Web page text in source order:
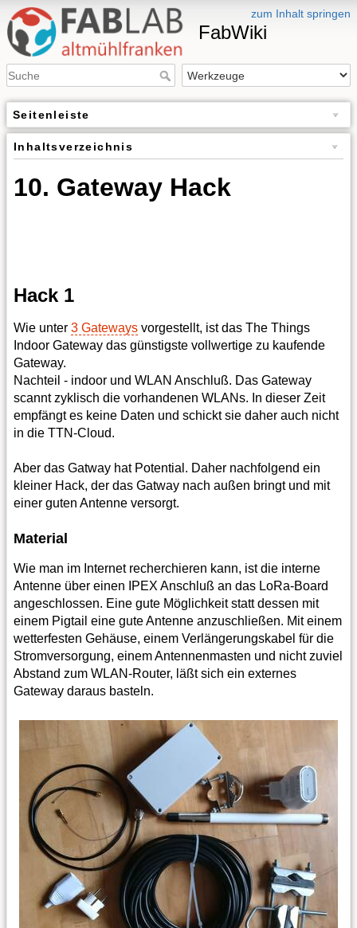
zum Inhalt springen
FabWiki
Seitenleiste
Inhaltsverzeichnis
10. Gateway Hack
Hack 1
Wie unter 3 Gateways vorgestellt, ist das The Things
Indoor Gateway das günstigste vollwertige zu kaufende
Gateway.
Nachteil - indoor und WLAN Anschluß. Das Gateway
scannt zyklisch die vorhandenen WLANs. In dieser Zeit
empfängt es keine Daten und schickt sie daher auch nicht
in die TTN-Cloud.
Aber das Gatway hat Potential. Daher nachfolgend ein
kleiner Hack, der das Gatway nach außen bringt und mit
einer guten Antenne versorgt.
Material
Wie man im Internet recherchieren kann, ist die interne
Antenne über einen IPEX Anschluß an das LoRa-Board
angeschlossen. Eine gute Möglichkeit statt dessen mit
einem Pigtail eine gute Antenne anzuschließen. Mit einem
wetterfesten Gehäuse, einem Verlängerungskabel für die
Stromversorgung, einem Antennenmasten und nicht zuviel
Abstand zum WLAN-Router, läßt sich ein externes
Gateway daraus basteln.